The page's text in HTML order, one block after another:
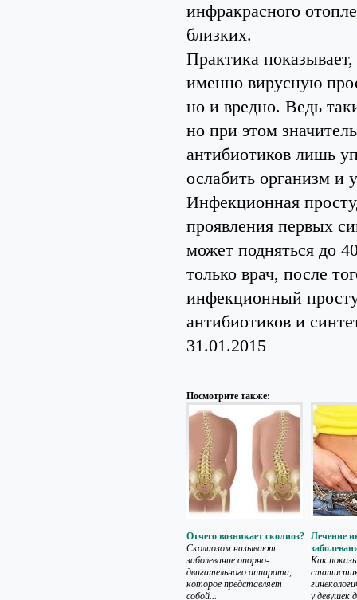
инфракрасного
близких.
Практика
именно вирусную
но и вредно. Ведь
но при этом
антибиотиков лишь
ослабить организм и
Инфекционная
проявления первых
может подняться до
только врач, после
инфекционный
антибиотиков и
31.01.2015
Посмотрите также:
Отчего возникает сколиоз?
Сколиозом называют
заболевание опорно-
двигательного аппарата,
которое представляет
собой...
Лечение
Как
у девушек